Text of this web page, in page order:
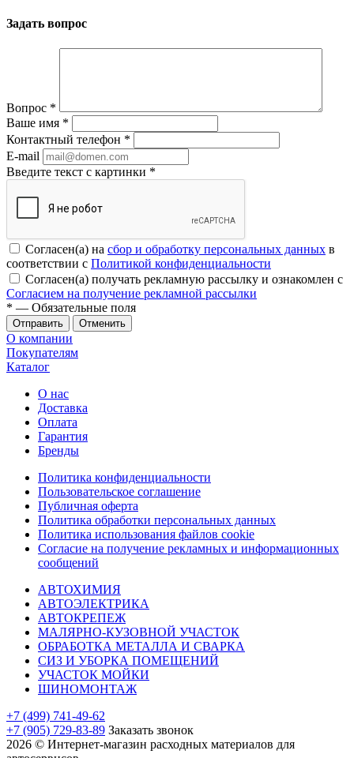
Задать вопрос
Вопрос *
Ваше имя *
Контактный телефон *
E-mail
Введите текст с картинки *
Согласен(а) на сбор и обработку персональных данных в
соответствии с Политикой конфиденциальности
Согласен(а) получать рекламную рассылку и ознакомлен с
Согласием на получение рекламной рассылки
* — Обязательные поля
Отменить
О компании
Покупателям
Каталог
О нас
Доставка
Оплата
Гарантия
Бренды
Политика конфиденциальности
Пользовательское соглашение
Публичная оферта
Политика обработки персональных данных
Политика использования файлов cookie
Согласие на получение рекламных и информационных
сообщений
АВТОХИМИЯ
АВТОЭЛЕКТРИКА
АВТОКРЕПЕЖ
МАЛЯРНО-КУЗОВНОЙ УЧАСТОК
ОБРАБОТКА МЕТАЛЛА И СВАРКА
СИЗ И УБОРКА ПОМЕЩЕНИЙ
УЧАСТОК МОЙКИ
ШИНОМОНТАЖ
+7 (499) 741-49-62
+7 (905) 729-83-89 Заказать звонок
2026 © Интернет-магазин расходных материалов для